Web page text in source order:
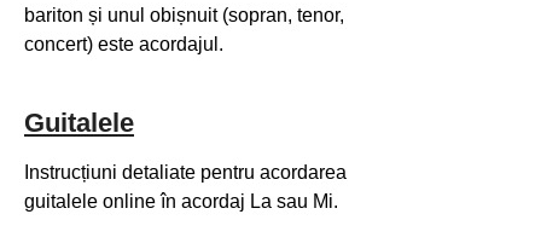
bariton și unul obișnuit (sopran, tenor,
concert) este acordajul.
Guitalele
Instrucțiuni detaliate pentru acordarea
guitalele online în acordaj La sau Mi.